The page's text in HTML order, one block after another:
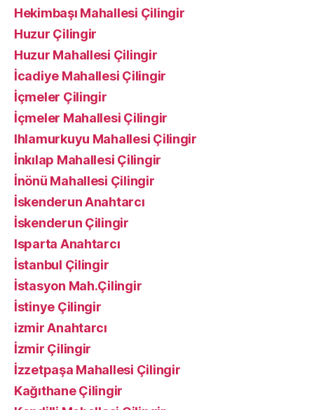
Hekimbaşı Mahallesi Çilingir
Huzur Çilingir
Huzur Mahallesi Çilingir
İcadiye Mahallesi Çilingir
İçmeler Çilingir
İçmeler Mahallesi Çilingir
Ihlamurkuyu Mahallesi Çilingir
İnkılap Mahallesi Çilingir
İnönü Mahallesi Çilingir
İskenderun Anahtarcı
İskenderun Çilingir
Isparta Anahtarcı
İstanbul Çilingir
İstasyon Mah.Çilingir
İstinye Çilingir
izmir Anahtarcı
İzmir Çilingir
İzzetpaşa Mahallesi Çilingir
Kağıthane Çilingir